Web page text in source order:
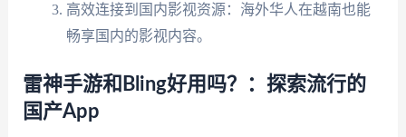
高效连接到国内影视资源：海外华人在越南也能
畅享国内的影视内容。
雷神手游和Bling好用吗？：探索流行的
国产App